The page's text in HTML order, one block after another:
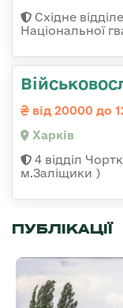
Східне
Національної
від 20000 до
Харків
4 відділ
м.Заліщики )
ПУБЛІКАЦІЇ